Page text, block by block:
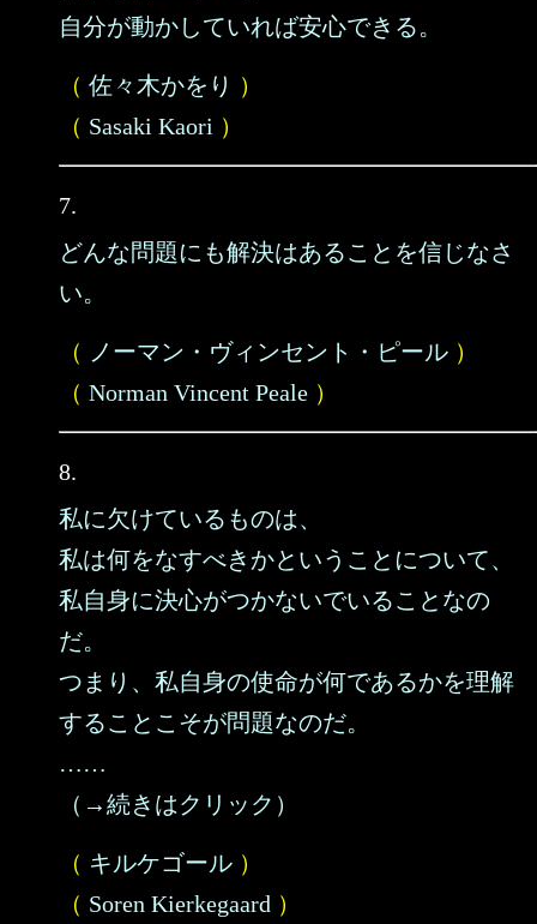
自分が動かしていれば安心できる。
（ 佐々木かをり ）
（ Sasaki Kaori ）
7.
どんな問題にも解決はあることを信じなさ
い。
（ ノーマン・ヴィンセント・ピール ）
（ Norman Vincent Peale ）
8.
私に欠けているものは、
私は何をなすべきかということについて、
私自身に決心がつかないでいることなの
だ。
つまり、私自身の使命が何であるかを理解
することこそが問題なのだ。
……
（→続きはクリック）
（ キルケゴール ）
（ Soren Kierkegaard ）